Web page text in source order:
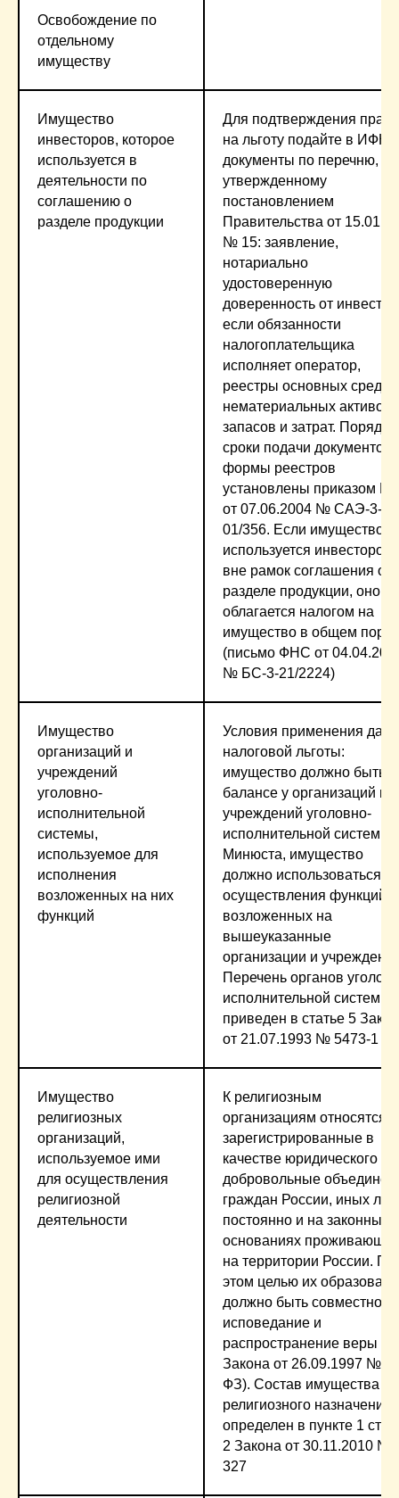
Освобождение по
отдельному
имуществу
Имущество
инвесторов, которое
используется в
деятельности по
соглашению о
разделе продукции
Для подтверждения права
на льготу подайте в ИФНС
документы по перечню,
утвержденному
постановлением
Правительства от
№ 15: заявление,
нотариально
удостоверенную
доверенность от
если обязанности
налогоплательщика
исполняет оператор,
реестры основных
нематериальных активов,
запасов и затрат. Порядок
сроки подачи документов,
формы реестров
установлены приказом
от 07.06.2004 № САЭ-3-
01/356. Если имущество
используется инвестором
вне рамок соглашения о
разделе продукции, оно
облагается налогом на
имущество в общем
(письмо ФНС от
№ БС-3-21/2224)
Имущество
организаций и
учреждений
уголовно-
исполнительной
системы,
используемое для
исполнения
возложенных на них
функций
Условия применения
налоговой льготы:
имущество должно быть
балансе у организаций и
учреждений уголовно-
исполнительной системы
Минюста, имущество
должно использоваться
осуществления функций,
возложенных на
вышеуказанные
организации и
Перечень органов
исполнительной системы
приведен в статье 5
от 21.07.1993 № 5473-1
Имущество
религиозных
организаций,
используемое ими
для осуществления
религиозной
деятельности
К религиозным
организациям относятся
зарегистрированные в
качестве юридического
добровольные
граждан России, иных
постоянно и на законных
основаниях проживающих
на территории России.
этом целью их
должно быть совместное
исповедание и
распространение веры
Закона от 26.09.1997 №
ФЗ). Состав имущества
религиозного назначения
определен в пункте 1
2 Закона от 30.11.2010 №
327